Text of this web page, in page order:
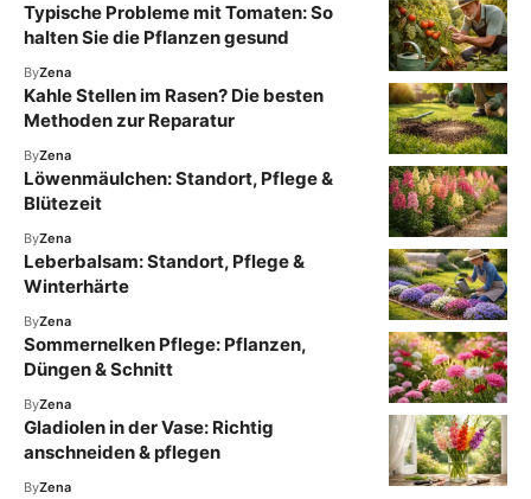
Typische Probleme mit Tomaten: So
halten Sie die Pflanzen gesund
ByZena
Kahle Stellen im Rasen? Die besten
Methoden zur Reparatur
ByZena
Löwenmäulchen: Standort, Pflege &
Blütezeit
ByZena
Leberbalsam: Standort, Pflege &
Winterhärte
ByZena
Sommernelken Pflege: Pflanzen,
Düngen & Schnitt
ByZena
Gladiolen in der Vase: Richtig
anschneiden & pflegen
ByZena